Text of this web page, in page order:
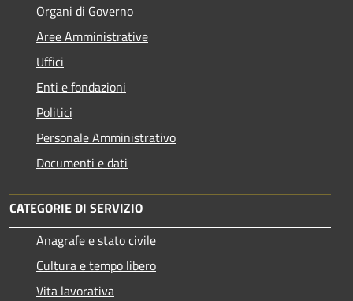
Organi di Governo
Aree Amministrative
Uffici
Enti e fondazioni
Politici
Personale Amministrativo
Documenti e dati
CATEGORIE DI SERVIZIO
Anagrafe e stato civile
Cultura e tempo libero
Vita lavorativa